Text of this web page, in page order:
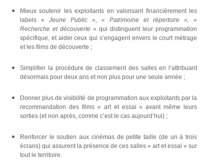
Mieux soutenir les exploitants en valorisant financièrement les
labels «Jeune Public », « Patrimoine et répertoire », «
Recherche et découverte »qui distinguent leur programmation
spécifique, et aider ceux qui s’engagent envers le court métrage
et les films de découverte ;
Simplifier la procédure de classement des salles en l’attribuant
désormais pour deux ans et non plus pour une seule année ;
Donner plus de visibilité de programmation aux exploitants par la
recommandation des films « art et essai » avant même leurs
sorties (et non après, comme c’est le cas aujourd’hui) ;
Renforcer le soutien aux cinémas de petite taille (de un à trois
écrans) qui assurent la présence de ces salles « art et essai » sur
tout le territoire.